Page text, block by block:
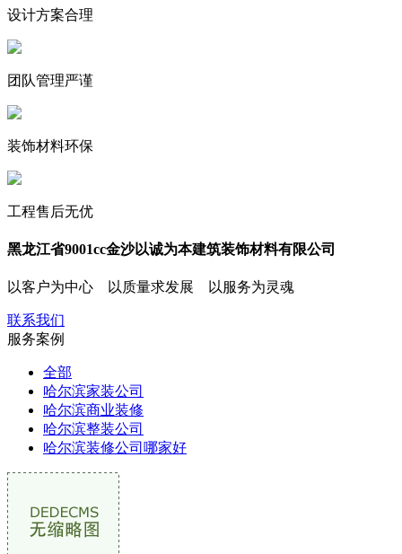
设计方案合理
团队管理严谨
装饰材料环保
工程售后无优
黑龙江省9001cc金沙以诚为本建筑装饰材料有限公司
以客户为中心 以质量求发展 以服务为灵魂
联系我们
服务案例
全部
哈尔滨家装公司
哈尔滨商业装修
哈尔滨整装公司
哈尔滨装修公司哪家好